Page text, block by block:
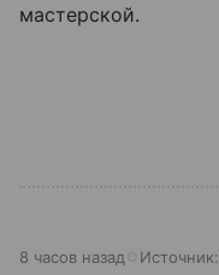
мастерской.
8 часов назад Источник: